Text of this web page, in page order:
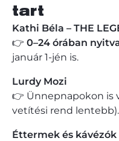
tart
Kathi Béla – THE
👉 0–24 órában
január 1-jén is.
Lurdy Mozi
👉 Ünnepnapokon is
vetítési rend lentebb).
Éttermek és kávézók